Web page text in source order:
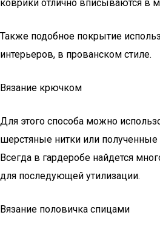
коврики отлично вписываются в
Также подобное покрытие
интерьеров, в прованском стиле.
Вязание крючком
Для этого способа можно
шерстяные нитки или полученные
Всегда в гардеробе найдется
для последующей утилизации.
Вязание половичка спицами